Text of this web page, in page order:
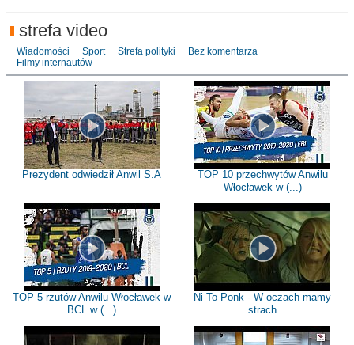
strefa video
Wiadomości Sport Strefa polityki
Bez komentarza
Filmy internautów
Prezydent odwiedził Anwil S.A
TOP 10 przechwytów Anwilu
Włocławek w (...)
TOP 5 rzutów Anwilu Włocławek w
BCL w (...)
Ni To Ponk - W oczach mamy
strach